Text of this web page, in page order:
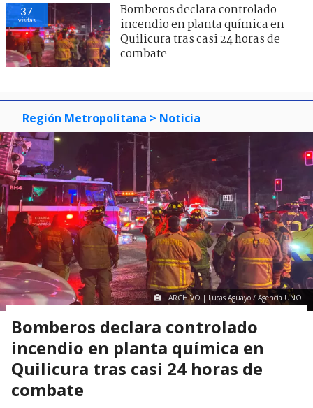
37
visitas
Bomberos declara controlado
incendio en planta química en
Quilicura tras casi 24 horas de
combate
Región Metropolitana > Noticia
ARCHIVO | Lucas Aguayo / Agencia UNO
Bomberos declara controlado
incendio en planta química en
Quilicura tras casi 24 horas de
combate